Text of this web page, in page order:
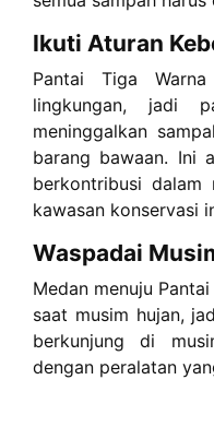
Ikuti Aturan
Pantai Tiga Warna
lingkungan, jadi
meninggalkan
barang bawaan. Ini
berkontribusi dalam
kawasan konservasi
Waspadai
Medan menuju
saat musim hujan,
berkunjung di
dengan peralatan